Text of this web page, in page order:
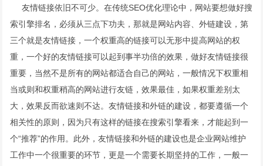
友情链接依旧不可少。在传统SEO优化理论中，网站要想做好搜
索引擎排名，必须从三点下功夫，那就是网站内容、外链建设，第
三个就是友情链接，一个权重高的链接可以无形中提高网站的权
重，一个好的友情链接可以起到事半功倍的效果，做好友情链接很
重要，当然不是所有的网站都适合自己的网站，一般情况下权重相
当或则和权重稍高的网站进行友链，效果最佳，如果权重差别太
大，效果反而欲速则不达。友情链接和外链的建设，都要遵循一个
相关性的原则，因为只有这样的链接在搜索引擎看来，才能起到一
个“推荐”的作用。此外，友情链接和外链的建设也是企业网站维护
工作中一个很重要的环节，更是一个需要长期坚持的工作，一般一